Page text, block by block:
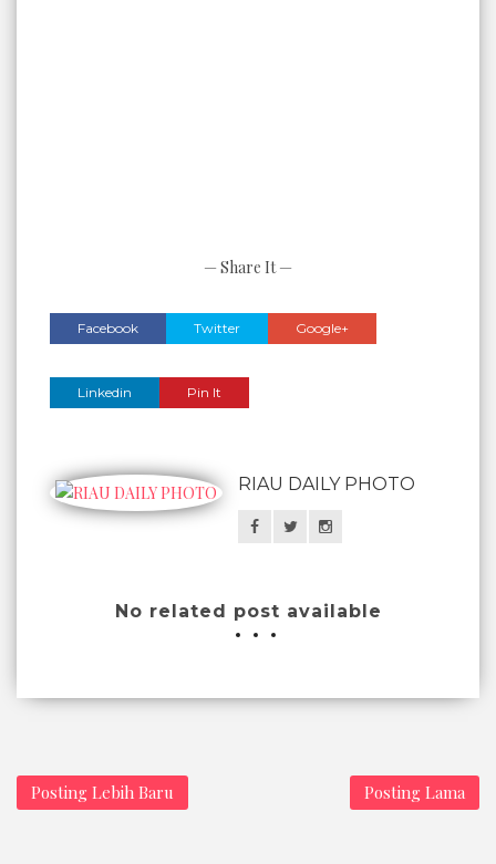
— Share It —
Facebook Twitter Google+
Linkedin Pin It
RIAU DAILY PHOTO
No related post available
Posting Lebih Baru Posting Lama